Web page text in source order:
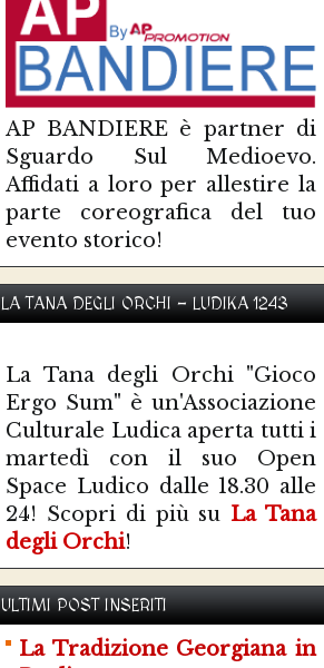
AP BANDIERE è partner di
Sguardo Sul Medioevo.
Affidati a loro per allestire la
parte coreografica del tuo
evento storico!
LA TANA DEGLI ORCHI - LUDIKA 1243
La Tana degli Orchi "Gioco
Ergo Sum" è un'Associazione
Culturale Ludica aperta tutti i
martedì con il suo Open
Space Ludico dalle 18.30 alle
24! Scopri di più su La Tana
degli Orchi!
ULTIMI POST INSERITI
La Tradizione Georgiana in